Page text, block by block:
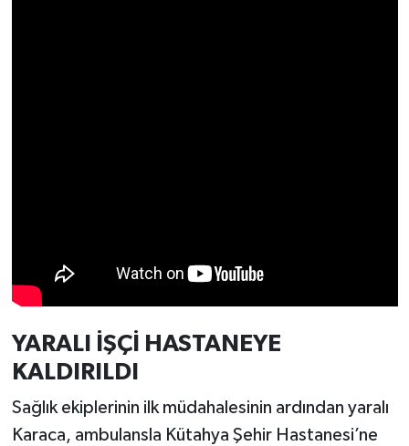
YARALI İŞÇİ HASTANEYE
KALDIRILDI
Sağlık ekiplerinin ilk müdahalesinin ardından yaralı
Karaca, ambulansla Kütahya Şehir Hastanesi’ne
Türkiye
Video Galeri
Yaşam